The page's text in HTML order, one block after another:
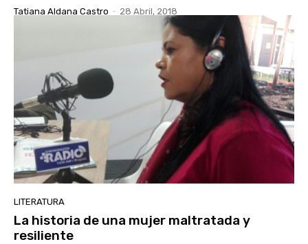
Tatiana Aldana Castro - 28 Abril, 2018
LITERATURA
La historia de una mujer maltratada y
resiliente